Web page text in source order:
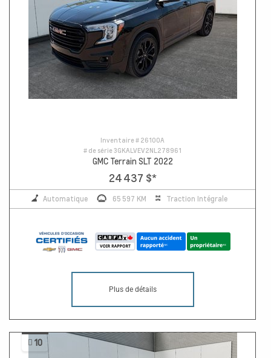
Inventaire # 26100A
# de série3GKALVEV2NL278961
GMC Terrain SLT 2022
24 437 $*
Automatique 65 597 KM Traction Intégrale
Plus de détails
10